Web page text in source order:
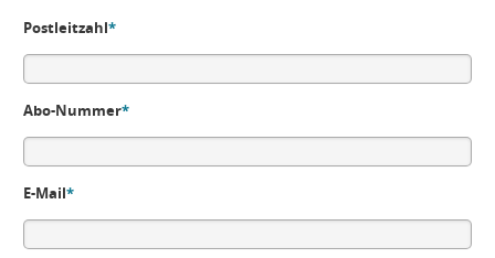
Postleitzahl*
Abo-Nummer*
E-Mail*